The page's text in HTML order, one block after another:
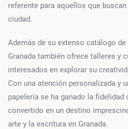
referente para aquellos que
ciudad.
Además de su extenso catálogo
Granada también ofrece talleres y
interesados en explorar su
Con una atención personalizada y
papelería se ha ganado la fidelidad
convertido en un destino
arte y la escritura en Granada.